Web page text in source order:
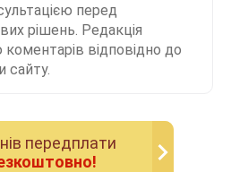
перед
рішень. Редакція
відповідно до
сайту.
передплати